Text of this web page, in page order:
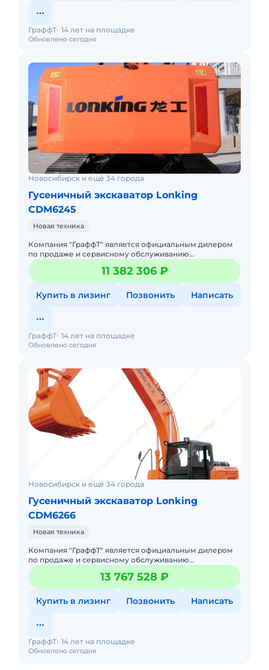
Обновлено сегодня
ГраффТ 14 лет на площадке
Новосибирск и ещё 34 города
Гусеничный экскаватор Lonking
CDM6245
Новая техника
Компания "ГраффТ" является официальным дилером
по продаже и сервисному обслуживанию
экскаваторов Lonking.Предлагаем вам Гусеничный
экскаватор Lonking CDM6245и д
11 382 306 ₽
Купить в лизинг Позвонить Написать
Обновлено сегодня
ГраффТ 14 лет на площадке
Новосибирск и ещё 34 города
Гусеничный экскаватор Lonking
CDM6266
Новая техника
Компания "ГраффТ" является официальным дилером
по продаже и сервисному обслуживанию
экскаваторов Lonking.Предлагаем вам Гусеничный
экскаватор Lonking CDM6266и д
13 767 528 ₽
Купить в лизинг Позвонить Написать
Обновлено сегодня
ГраффТ 14 лет на площадке